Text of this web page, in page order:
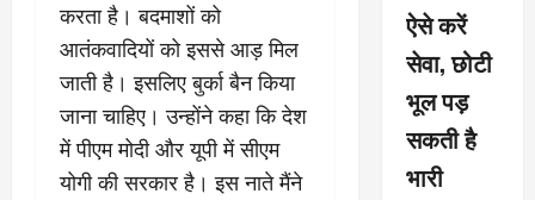
करता है। बदमाशों को
आतंकवादियों को इससे आड़ मिल
जाती है। इसलिए बुर्का बैन किया
जाना चाहिए। उन्होंने कहा कि देश
में पीएम मोदी और यूपी में सीएम
योगी की सरकार है। इस नाते मैंने
ऐसे करें
सेवा, छोटी
भूल पड़
सकती है
भारी